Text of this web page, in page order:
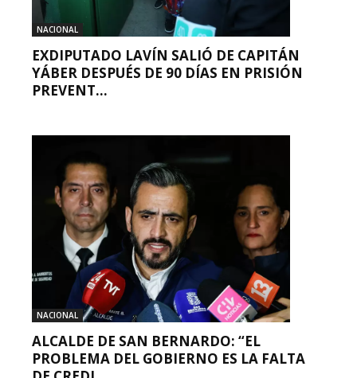
NACIONAL
EXDIPUTADO LAVÍN SALIÓ DE CAPITÁN
YÁBER DESPUÉS DE 90 DÍAS EN PRISIÓN
PREVENT...
NACIONAL
ALCALDE DE SAN BERNARDO: “EL
PROBLEMA DEL GOBIERNO ES LA FALTA